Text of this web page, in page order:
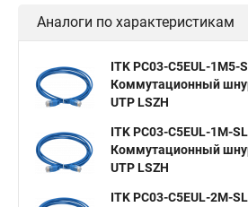
Аналоги по характеристикам
ITK PC03-C5EUL-1M5-
Коммутационный
UTP LSZH
ITK PC03-C5EUL-1M-
Коммутационный
UTP LSZH
ITK PC03-C5EUL-2M-